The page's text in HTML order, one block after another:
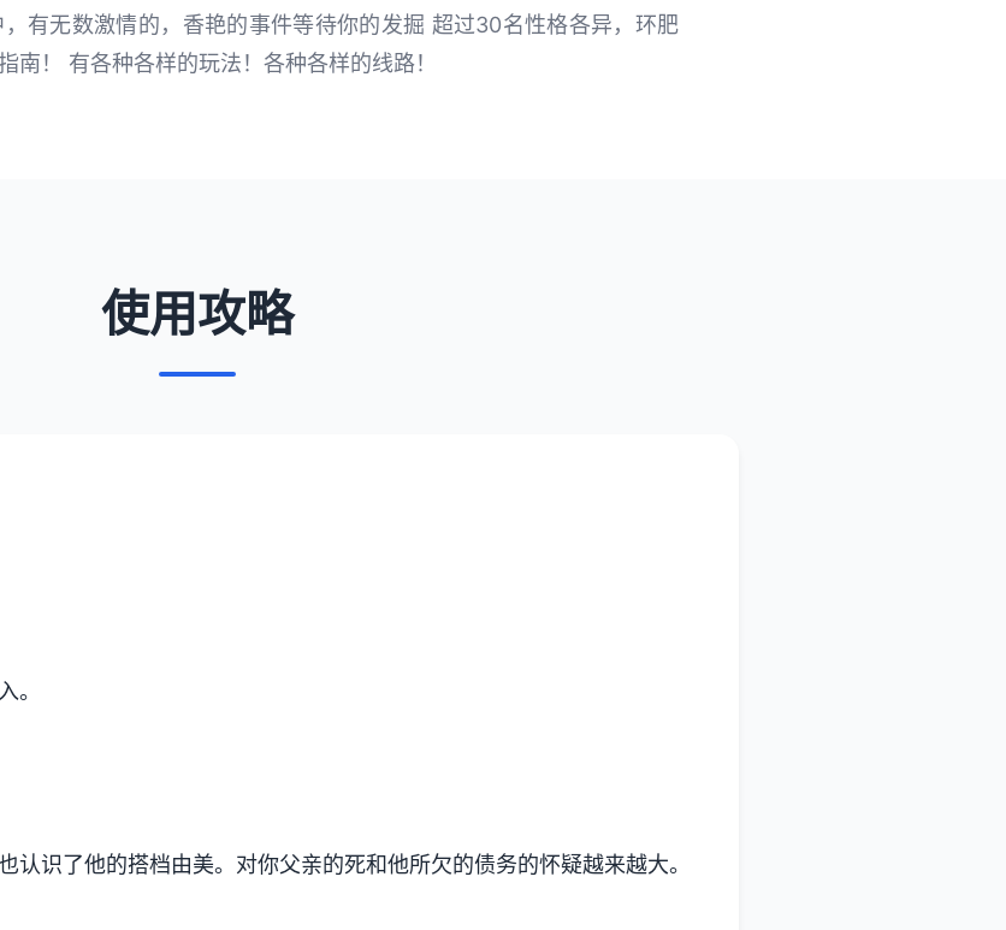
有无数激情的，香艳的事件等待你的发掘 超过30名性格各异，环肥
南！ 有各种各样的玩法！各种各样的线路！
使用攻略
。
认识了他的搭档由美。对你父亲的死和他所欠的债务的怀疑越来越大。